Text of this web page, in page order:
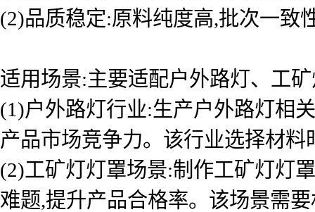
(2)品质稳定:原料纯度高,批次一致
适用场景:主要适配户外路灯、工
(1)户外路灯行业:生产户外路灯相
产品市场竞争力。该行业选择材
(2)工矿灯灯罩场景:制作工矿灯灯
难题,提升产品合格率。该场景需